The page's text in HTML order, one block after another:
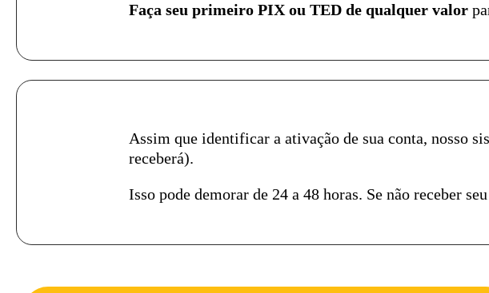
Faça seu primeiro PIX ou TED de qualquer valor
Assim que identificar a ativação de sua conta, nosso
receberá).
Isso pode demorar de 24 a 48 horas. Se não receber